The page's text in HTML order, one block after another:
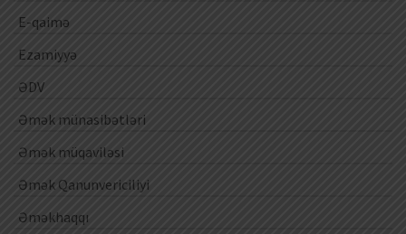
E-qaimə
Ezamiyyə
ƏDV
Əmək münasibətləri
Əmək müqaviləsi
Əmək Qanunvericiliyi
Əməkhaqqı